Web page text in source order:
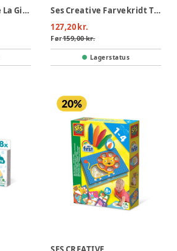
Ses Creative Sophie La Girafe - Babyfarver
Ses Creative Farvekridt Til Badet - Sophie La Girafe
127,20 kr.
Før159,00 kr.
Lagerstatus